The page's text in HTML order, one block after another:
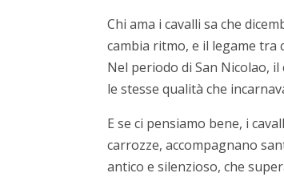
Chi ama i cavalli sa che
cambia ritmo, e il legame tra
Nel periodo di San Nicolao,
le stesse qualità che
E se ci pensiamo bene, i
carrozze, accompagnano
antico e silenzioso, che